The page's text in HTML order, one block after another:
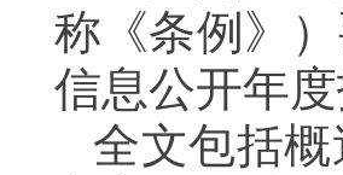
称《条例》
信息公开年度
全文包括